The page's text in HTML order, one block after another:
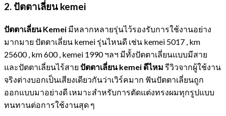
2. ปัตตาเลี่ยน kemei
ปัตตาเลี่ยน Kemei มีหลากหลายรุ่นไว้รองรับการใช้งานอย่าง
มากมาย ปัตตาเลี่ยน kemei รุ่นไหนดี เช่น kemei 5017 , km
25600 , km 600 , kemei 1990 ฯลฯ มีทั้งปัตตาเลี่ยนแบบมีสาย
และปัตตาเลี่ยนไร้สาย ปัตตาเลี่ยน kemei ดีไหม รีวิวจากผู้ใช้งาน
จริงต่างบอกเป็นเสียงเดียวกันว่าเวิร์คมาก ฟันปัตตาเลี่ยนถูก
ออกแบบมาอย่างดี เหมาะสำหรับการตัดแต่งทรงผมทุกรูปแบบ
ทนทานต่อการใช้งานสุด ๆ